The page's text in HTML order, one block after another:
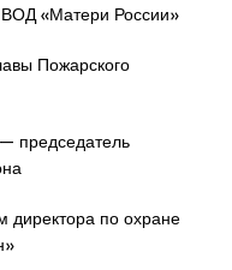
«Матери России»
Пожарского
председатель
директора по охране